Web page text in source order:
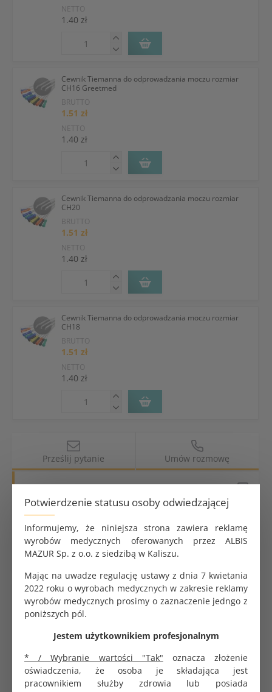
Potwierdzenie statusu osoby odwiedzającej
Informujemy, że niniejsza strona zawiera reklamę
wyrobów medycznych oferowanych przez ALBIS
MAZUR Sp. z o.o. z siedzibą w Kaliszu.
Mając na uwadze regulację ustawy z dnia 7 kwietania
2022 roku o wyrobach medycznych w zakresie reklamy
wyrobów medycznych prosimy o zaznaczenie jedngo z
poniższych pól.
Jestem użytkownikiem profesjonalnym
* / Wybranie wartości "Tak" oznacza złożenie
oświadczenia, że osoba je składająca jest
pracownikiem służby zdrowia lub posiada
NETTO
1.40 zł
Cewnik Tiemanna do odprowadzania moczu rozmiar
CH16 Greetmed
BRUTTO
1.51 zł
NETTO
1.40 zł
Cewnik Tiemanna do odprowadzania moczu rozmiar
CH20
BRUTTO
1.51 zł
NETTO
1.40 zł
Cewnik Tiemanna do odprowadzania moczu rozmiar
CH18
BRUTTO
1.51 zł
NETTO
1.40 zł
Prześlij pytanie Umów rozmowę
Dostępne metody płatności i dostawy
Dlaczego ALBISPRO.com?
Parametry produktu
Rozmiar CH12